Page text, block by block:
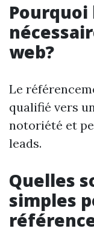
Pourquoi
web?
Le
qualifié vers
notoriété et
leads.
Quelles
simples